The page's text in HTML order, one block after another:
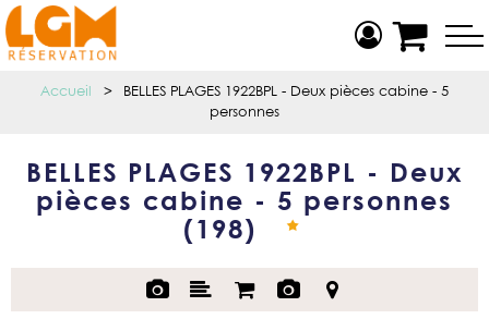
Accueil >
BELLES PLAGES 1922BPL - Deux pièces cabine - 5
personnes
BELLES PLAGES 1922BPL - Deux
pièces cabine - 5 personnes
( 198 )